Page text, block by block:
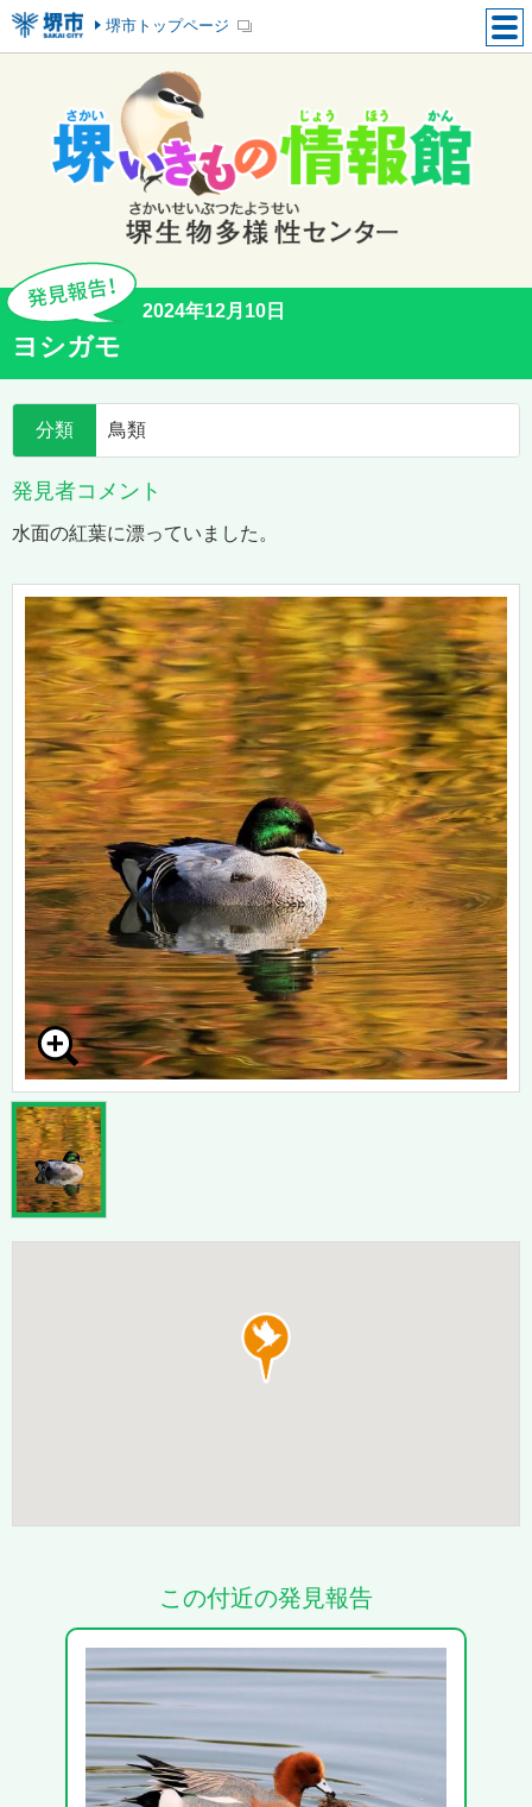
堺市トップページ
2024年12月10日
ヨシガモ
分類 鳥類
発見者コメント
水面の紅葉に漂っていました。
この付近の発見報告